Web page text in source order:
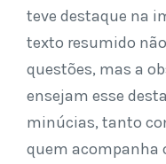
teve destaque na
texto resumido
questões, mas a
ensejam esse
minúcias, tanto
quem acompanha